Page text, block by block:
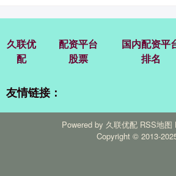
久联优
配
配资平台
股票
国内配资平
排名
友情链接：
Powered by 久联优配 RSS地图
Copyright © 2013-